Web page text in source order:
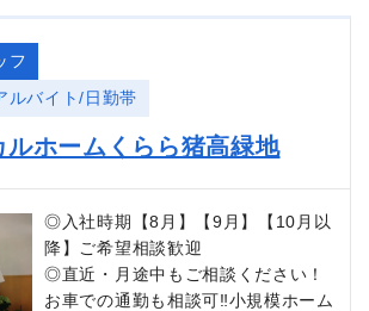
フ
ルバイト/日勤帯
ルホームくらら猪高緑地
◎入社時期【8月】【9月】【10月以
降】ご希望相談歓迎
◎直近・月途中もご相談ください！
お車での通勤も相談可‼小規模ホーム